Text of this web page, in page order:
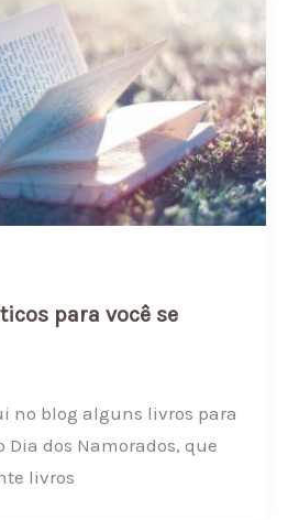
para você se
no blog alguns livros para
Dia dos Namorados, que
livros